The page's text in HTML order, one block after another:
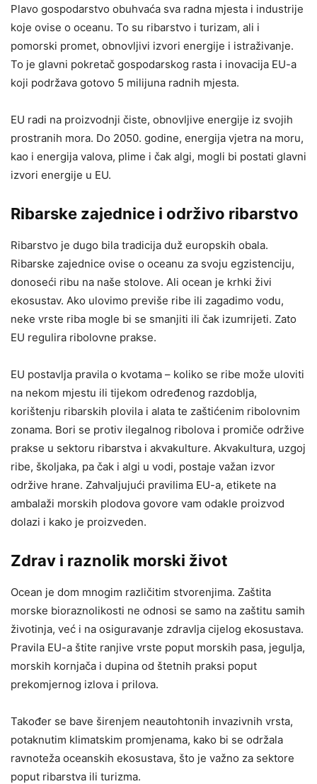
Plavo gospodarstvo obuhvaća sva radna mjesta i industrije
koje ovise o oceanu. To su ribarstvo i turizam, ali i
pomorski promet, obnovljivi izvori energije i istraživanje.
To je glavni pokretač gospodarskog rasta i inovacija EU-a
koji podržava gotovo 5 milijuna radnih mjesta.
EU radi na proizvodnji čiste, obnovljive energije iz svojih
prostranih mora. Do 2050. godine, energija vjetra na moru,
kao i energija valova, plime i čak algi, mogli bi postati glavni
izvori energije u EU.
Ribarske zajednice i održivo ribarstvo
Ribarstvo je dugo bila tradicija duž europskih obala.
Ribarske zajednice ovise o oceanu za svoju egzistenciju,
donoseći ribu na naše stolove. Ali ocean je krhki živi
ekosustav. Ako ulovimo previše ribe ili zagadimo vodu,
neke vrste riba mogle bi se smanjiti ili čak izumrijeti. Zato
EU regulira ribolovne prakse.
EU postavlja pravila o kvotama – koliko se ribe može uloviti
na nekom mjestu ili tijekom određenog razdoblja,
korištenju ribarskih plovila i alata te zaštićenim ribolovnim
zonama. Bori se protiv ilegalnog ribolova i promiče održive
prakse u sektoru ribarstva i akvakulture. Akvakultura, uzgoj
ribe, školjaka, pa čak i algi u vodi, postaje važan izvor
održive hrane. Zahvaljujući pravilima EU-a, etikete na
ambalaži morskih plodova govore vam odakle proizvod
dolazi i kako je proizveden.
Zdrav i raznolik morski život
Ocean je dom mnogim različitim stvorenjima. Zaštita
morske bioraznolikosti ne odnosi se samo na zaštitu samih
životinja, već i na osiguravanje zdravlja cijelog ekosustava.
Pravila EU-a štite ranjive vrste poput morskih pasa, jegulja,
morskih kornjača i dupina od štetnih praksi poput
prekomjernog izlova i prilova.
Također se bave širenjem neautohtonih invazivnih vrsta,
potaknutim klimatskim promjenama, kako bi se održala
ravnoteža oceanskih ekosustava, što je važno za sektore
poput ribarstva ili turizma.